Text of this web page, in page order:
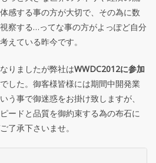
感する事の方が大切で、その為に数
察する…ってな事の方がよっぽど自分
えている昨今です。
りましたが弊社はWWDC2012に参加
した。御客様皆様には期間中開発業
う事で御迷惑をお掛け致しますが、
ードと品質を御約束する為の布石に
了承下さいませ。